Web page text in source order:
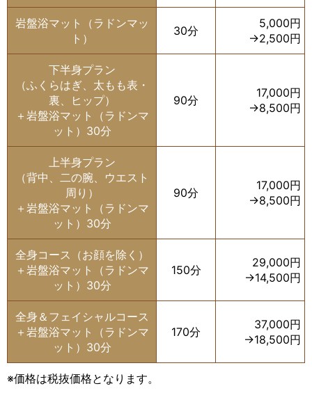
岩盤浴マット（ラドンマッ
ト）
30分
5,000円
→2,500円
下半身プラン
（ふくらはぎ、太もも表・
裏、ヒップ）
＋岩盤浴マット（ラドンマ
ット）30分
90分
17,000円
→8,500円
上半身プラン
（背中、二の腕、ウエスト
周り）
＋岩盤浴マット（ラドンマ
ット）30分
90分
17,000円
→8,500円
全身コース（お顔を除く）
＋岩盤浴マット（ラドンマ
ット）30分
150分
29,000円
→14,500円
全身＆フェイシャルコース
＋岩盤浴マット（ラドンマ
ット）30分
170分
37,000円
→18,500円
※価格は税抜価格となります。